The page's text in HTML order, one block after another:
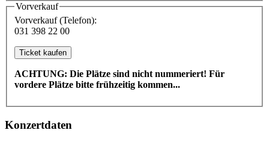
Vorverkauf
Vorverkauf (Telefon):
031 398 22 00
ACHTUNG: Die Plätze sind nicht nummeriert! Für
vordere Plätze bitte frühzeitig kommen...
Konzertdaten